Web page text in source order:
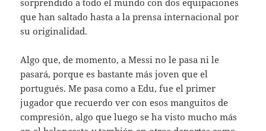
sorprendido a todo el mundo con dos equipaciones
que han saltado hasta a la prensa internacional por
su originalidad.
Algo que, de momento, a Messi no le pasa ni le
pasará, porque es bastante más joven que el
portugués. Me pasa como a Edu, fue el primer
jugador que recuerdo ver con esos manguitos de
compresión, algo que luego se ha visto mucho más